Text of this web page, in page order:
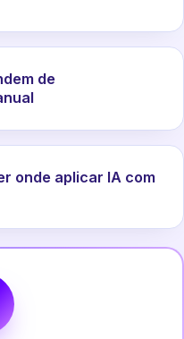
de
onde aplicar IA com